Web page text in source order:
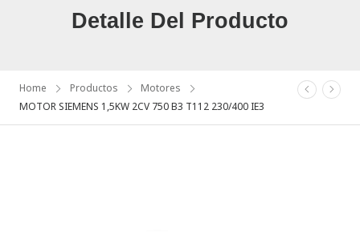
Detalle Del Producto
Home Productos
Motores
MOTOR SIEMENS 1,5KW 2CV 750 B3 T112 230/400 IE3